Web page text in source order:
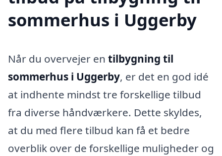
sommerhus i Uggerby
Når du overvejer en tilbygning til
sommerhus i Uggerby, er det en god idé
at indhente mindst tre forskellige tilbud
fra diverse håndværkere. Dette skyldes,
at du med flere tilbud kan få et bedre
overblik over de forskellige muligheder og